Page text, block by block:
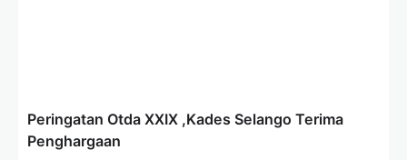
Peringatan Otda XXIX ,Kades Selango Terima
Penghargaan